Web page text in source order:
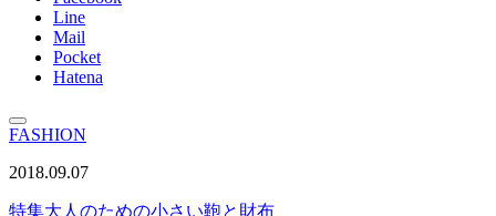
Line
Mail
Pocket
Hatena
FASHION
2018.09.07
特集大人のための小さい鞄と財布